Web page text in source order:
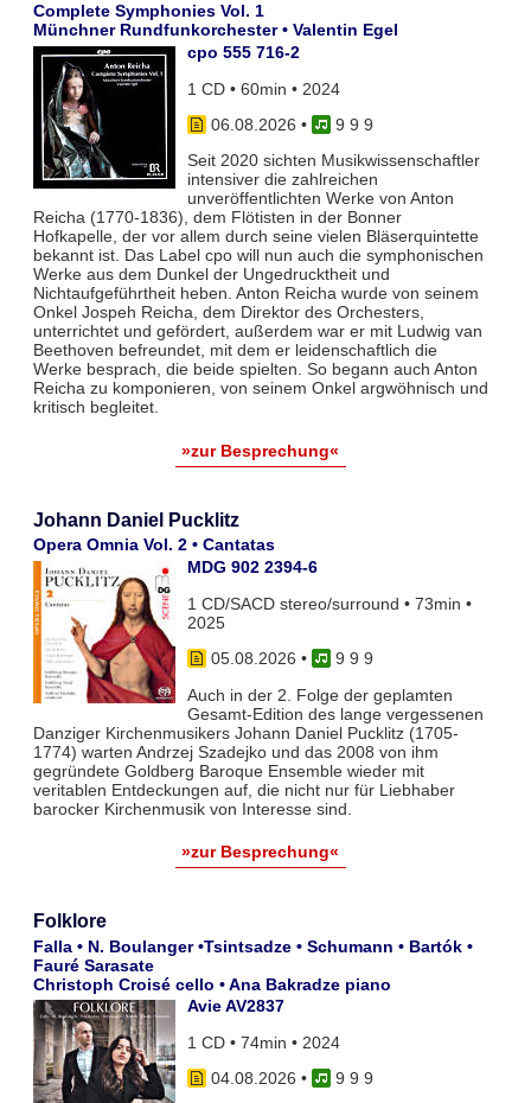
Complete Symphonies Vol. 1
Münchner Rundfunkorchester • Valentin Egel
cpo 555 716-2
1 CD • 60min • 2024
06.08.2026 •
9 9 9
Seit 2020 sichten Musikwissenschaftler
intensiver die zahlreichen
unveröffentlichten Werke von Anton
Reicha (1770-1836), dem Flötisten in der Bonner
Hofkapelle, der vor allem durch seine vielen Bläserquintette
bekannt ist. Das Label cpo will nun auch die symphonischen
Werke aus dem Dunkel der Ungedrucktheit und
Nichtaufgeführtheit heben. Anton Reicha wurde von seinem
Onkel Jospeh Reicha, dem Direktor des Orchesters,
unterrichtet und gefördert, außerdem war er mit Ludwig van
Beethoven befreundet, mit dem er leidenschaftlich die
Werke besprach, die beide spielten. So begann auch Anton
Reicha zu komponieren, von seinem Onkel argwöhnisch und
kritisch begleitet.
»zur Besprechung«
Johann Daniel Pucklitz
Opera Omnia Vol. 2 • Cantatas
MDG 902 2394-6
1 CD/SACD stereo/surround • 73min •
2025
05.08.2026 •
9 9 9
Auch in der 2. Folge der geplamten
Gesamt-Edition des lange vergessenen
Danziger Kirchenmusikers Johann Daniel Pucklitz (1705-
1774) warten Andrzej Szadejko und das 2008 von ihm
gegründete Goldberg Baroque Ensemble wieder mit
veritablen Entdeckungen auf, die nicht nur für Liebhaber
barocker Kirchenmusik von Interesse sind.
»zur Besprechung«
Folklore
Falla • N. Boulanger •Tsintsadze • Schumann • Bartók •
Fauré Sarasate
Christoph Croisé cello • Ana Bakradze piano
Avie AV2837
1 CD • 74min • 2024
04.08.2026 •
9 9 9